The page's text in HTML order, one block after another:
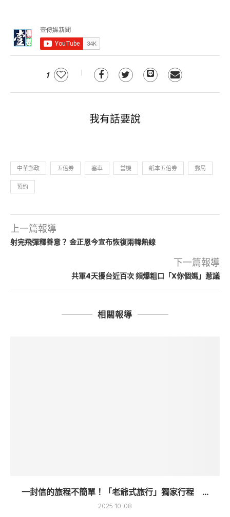
1
我有話要說
中華郵政 五倍券 塞車 當機 紙本五倍券 郵局
預約
上一篇報導
射完飛彈釋善意？ 金正恩今宣布恢復兩韓熱線
下一篇報導
共軍4天擾台近百次 頻爆粗口「X你個媽」惹議
相關報導
一封信的旅程不簡單！「老爺式旅行」獨家行程 ...
2025-10-08